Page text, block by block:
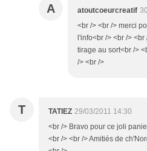
A atoutcoeurcreatif
<br /> <br /> merci
l'info<br /> <br />
tirage au sort<br />
/> <br />
T TATIEZ 29/03/2011 14:30
<br /> Bravo pour ce joli
<br /> <br /> Amitiés de